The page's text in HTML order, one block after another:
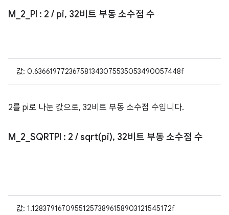
M 2 PI : 2 / pi, 32비트 부동 소수점 수
값: 0.636619772367581343075535053490057448f
2를 pi로 나눈 값으로, 32비트 부동 소수점 수입니다.
M 2 SQRTPI : 2 /sqrt(pi), 32비트 부동 소수점 수
값: 1.128379167095512573896158903121545172f